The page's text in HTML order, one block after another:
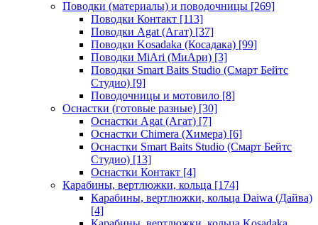
Поводки (материалы) и поводочницы [269]
Поводки Контакт [113]
Поводки Agat (Агат) [37]
Поводки Kosadaka (Косадака) [99]
Поводки MiAri (МиАри) [3]
Поводки Smart Baits Studio (Смарт Бейтс
Студио) [9]
Поводочницы и мотовило [8]
Оснастки (готовые разные) [30]
Оснастки Agat (Агат) [7]
Оснастки Chimera (Химера) [6]
Оснастки Smart Baits Studio (Смарт Бейтс
Студио) [13]
Оснастки Контакт [4]
Карабины, вертлюжки, кольца [174]
Карабины, вертлюжки, кольца Daiwa (Дайва)
[4]